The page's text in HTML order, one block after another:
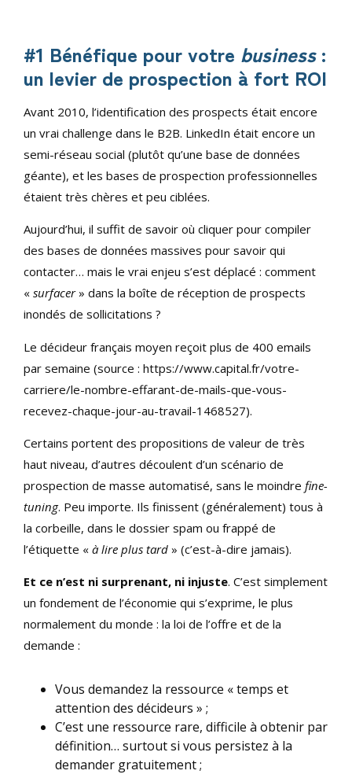
#1 Bénéfique pour votre business:
un levier de prospection à fort ROI
Avant 2010, l’identification des prospects était encore
un vrai challenge dans le B2B. LinkedIn était encore un
semi-réseau social (plutôt qu’une base de données
géante), et les bases de prospection professionnelles
étaient très chères et peu ciblées.
Aujourd’hui, il suffit de savoir où cliquer pour compiler
des bases de données massives pour savoir qui
contacter… mais le vrai enjeu s’est déplacé : comment
« surfacer» dans la boîte de réception de prospects
inondés de sollicitations ?
Le décideur français moyen reçoit plus de 400 emails
par semaine (source : https://www.capital.fr/votre-
carriere/le-nombre-effarant-de-mails-que-vous-
recevez-chaque-jour-au-travail-1468527).
Certains portent des propositions de valeur de très
haut niveau, d’autres découlent d’un scénario de
prospection de masse automatisé, sans le moindre fine-
tuning. Peu importe. Ils finissent (généralement) tous à
la corbeille, dans le dossier spam ou frappé de
l’étiquette « à lire plus tard » (c’est-à-dire jamais).
Et ce n’est ni surprenant, ni injuste. C’est simplement
un fondement de l’économie qui s’exprime, le plus
normalement du monde : la loi de l’offre et de la
demande :
Vous demandez la ressource « temps et
attention des décideurs » ;
C’est une ressource rare, difficile à obtenir par
définition… surtout si vous persistez à la
demander gratuitement ;